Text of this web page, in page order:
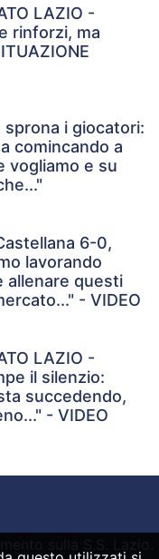
LAZIO -
rinforzi, ma
sprona i giocatori:
comincando a
vogliamo e su
6-0,
lavorando
allenare questi
- VIDEO
LAZIO -
il silenzio:
succedendo,
- VIDEO